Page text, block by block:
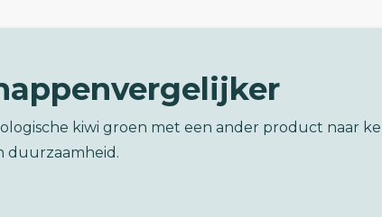
kiwi groen met een ander product naar
duurzaamheid.